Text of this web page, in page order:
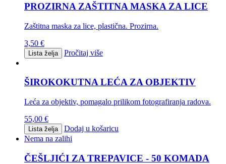
PROZIRNA ZAŠTITNA MASKA ZA LICE
Zaštitna maska za lice, plastična. Prozirna.
3,50 €
Lista želja Pročitaj više
ŠIROKOKUTNA LEĆA ZA OBJEKTIV
Leća za objektiv, pomagalo prilikom fotografiranja radova.
55,00 €
Lista želja
Dodaj u košaricu
Nema na zalihi
ČEŠLJIĆI ZA TREPAVICE - 50 KOMADA